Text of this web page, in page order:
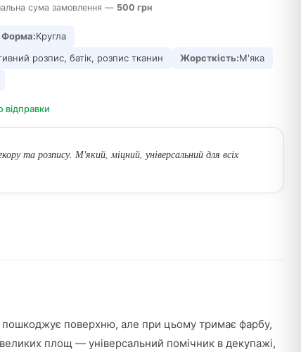
сума замовлення — 500 грн
Форма:Кругла
розпис, батік, розпис тканин Жорсткість:М'яка
відправки
та розпису. М'який, міцний, універсальний для всіх
поверхню, але при цьому тримає фарбу,
площ — універсальний помічник в декупажі,